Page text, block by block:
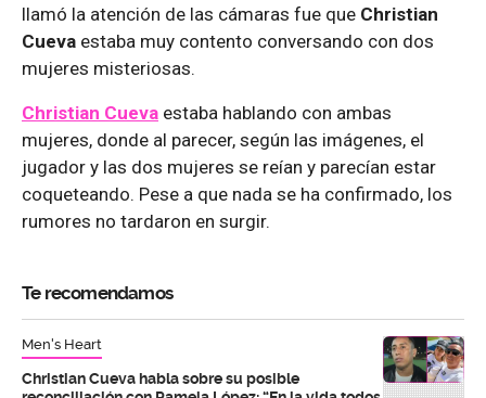
llamó la atención de las cámaras fue que Christian
Cueva estaba muy contento conversando con dos
mujeres misteriosas.
Christian Cueva estaba hablando con ambas
mujeres, donde al parecer, según las imágenes, el
jugador y las dos mujeres se reían y parecían estar
coqueteando. Pese a que nada se ha confirmado, los
rumores no tardaron en surgir.
Te recomendamos
Men's Heart
Christian Cueva habla sobre su posible